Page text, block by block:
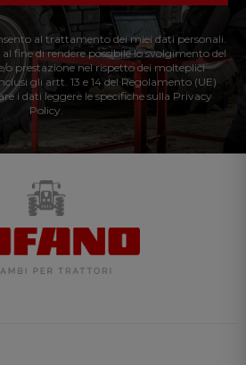
al trattamento dei miei dati personali.
fine di rendere possibile lo svolgimento del
prestazione nel rispetto dei molteplici
gli artt. 13 e 14 del Regolamento (UE)
i dati leggere le specifiche sulla Privacy
Policy.